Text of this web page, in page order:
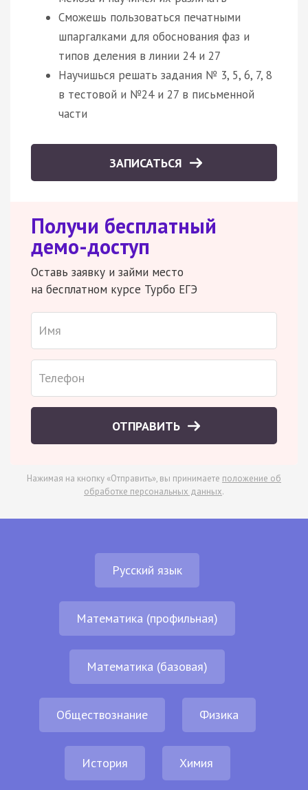
Сможешь пользоваться печатными
шпаргалками для обоснования фаз и
типов деления в линии 24 и 27
Научишься решать задания № 3, 5, 6, 7, 8
в тестовой и №24 и 27 в письменной
части
ЗАПИСАТЬСЯ
Получи бесплатный
демо-доступ
Оставь заявку и займи место
на бесплатном курсе Турбо ЕГЭ
ОТПРАВИТЬ
Нажимая на кнопку «Отправить», вы принимаете положение об
обработке персональных данных.
Русский язык
Математика (профильная)
Математика (базовая)
Обществознание Физика
История Химия